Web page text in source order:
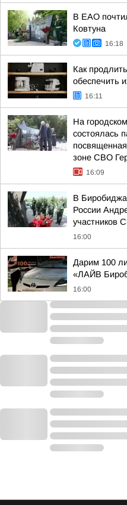
В ЕАО
Ковтуна
16:18
Как
обеспечить
16:11
На
состоялась
зоне СВО
16:09
В
России
участников
16:00
Дарим 100
«ЛАЙВ
16:00